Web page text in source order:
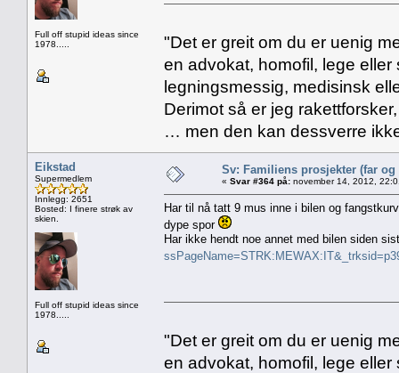
Full off stupid ideas since
1978.....
"Det er greit om du er uenig
en advokat, homofil, lege
legningsmessig, medisinsk
Derimot så er jeg
… men den kan dessverre
Eikstad
Supermedlem
Innlegg: 2651
Bosted: I finere strøk av
skien.
Full off stupid ideas since
1978.....
Sv: Familiens prosjekter (far og
« Svar #364 på: november 14, 2012,
Har til nå tatt 9 mus inne i bilen og
dype spor
Har ikke hendt noe annet med bilen siden
"Det er greit om du er uenig
en advokat, homofil, lege